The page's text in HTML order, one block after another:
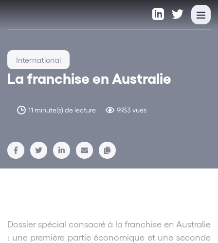
La franchise en Australie
11 minute(s) de lecture 9933 vues
International
Dossier spécial consacré à la franchise en Australie
: une première partie économique et une seconde